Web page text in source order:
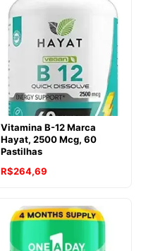
Vitamina B-12 Marca
Hayat, 2500 Mcg, 60
Pastilhas
R$264,69